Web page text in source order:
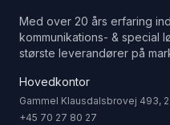
Med over 20 års erfaring
kommunikations- & special
største leverandører på
Hovedkontor
Gammel Klausdalsbrovej 493,
+45 70 27 80 27